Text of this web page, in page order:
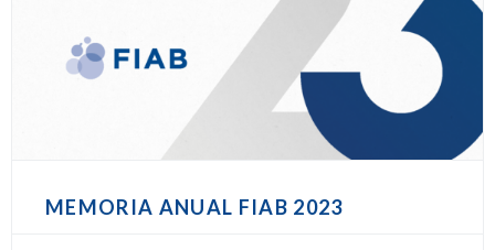
MEMORIA ANUAL FIAB 2023